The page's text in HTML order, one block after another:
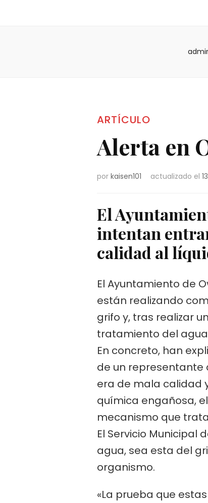
ARTÍCULO
Alerta en
por kaisen101 actualizado el
El
intentan
calidad al
El Ayuntamiento de
están realizando
grifo y, tras realizar
tratamiento del agua
En concreto, han
de un representante
era de mala calidad
química engañosa,
mecanismo que
El Servicio Municipal
agua, sea esta del
organismo.
«La prueba que